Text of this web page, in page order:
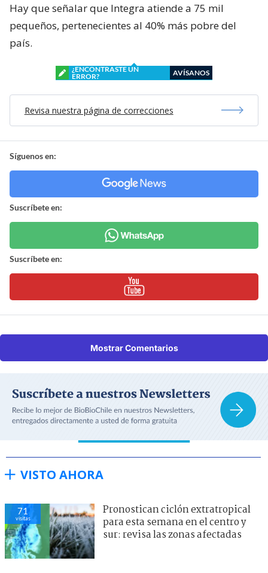
Hay que señalar que Integra atiende a 75 mil
pequeños, pertenecientes al 40% más pobre del
país.
¿ENCONTRASTE UN
ERROR?
AVÍSANOS
Revisa nuestra página de correcciones
Síguenos en:
Suscríbete en:
Suscríbete en:
Mostrar Comentarios
VISTO AHORA
71
visitas
Pronostican ciclón extratropical
para esta semana en el centro y
sur: revisa las zonas afectadas